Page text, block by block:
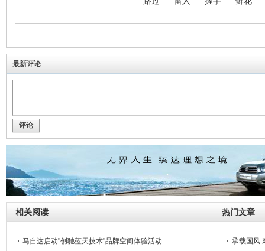
最新评论
评论
相关阅读 热门文章
马自达启动"创驰蓝天技术"品牌空间体验活动
承载国风